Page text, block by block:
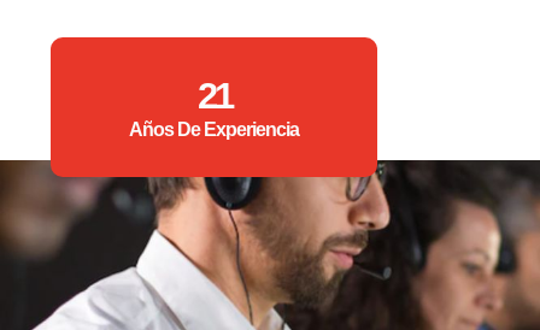
21
Años De Experiencia